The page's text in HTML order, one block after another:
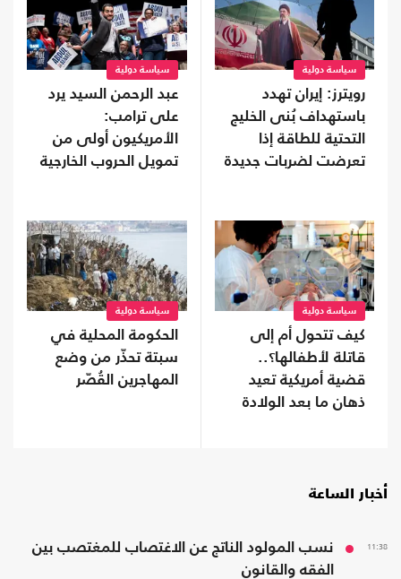
سياسة دولية
رويترز: إيران تهدد
باستهداف بُنى الخليج
التحتية للطاقة إذا
تعرضت لضربات جديدة
سياسة دولية
عبد الرحمن السيد يرد
على ترامب:
الأمريكيون أولى من
تمويل الحروب الخارجية
سياسة دولية
كيف تتحول أم إلى
قاتلة لأطفالها؟..
قضية أمريكية تعيد
ذهان ما بعد الولادة
سياسة دولية
الحكومة المحلية في
سبتة تحذّر من وضع
المهاجرين القُصّر
أخبار الساعة
11:38
نسب المولود الناتج عن الاغتصاب للمغتصب بين
الفقه والقانون